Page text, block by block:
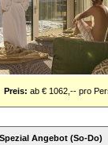
Preis: ab € 1062,-- pro
Angebot (So-Do)